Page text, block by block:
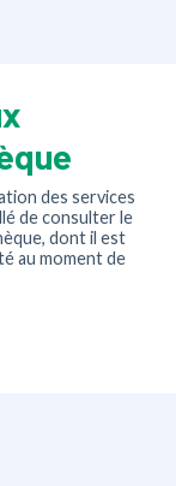
des services
de consulter le
dont il est
au moment de